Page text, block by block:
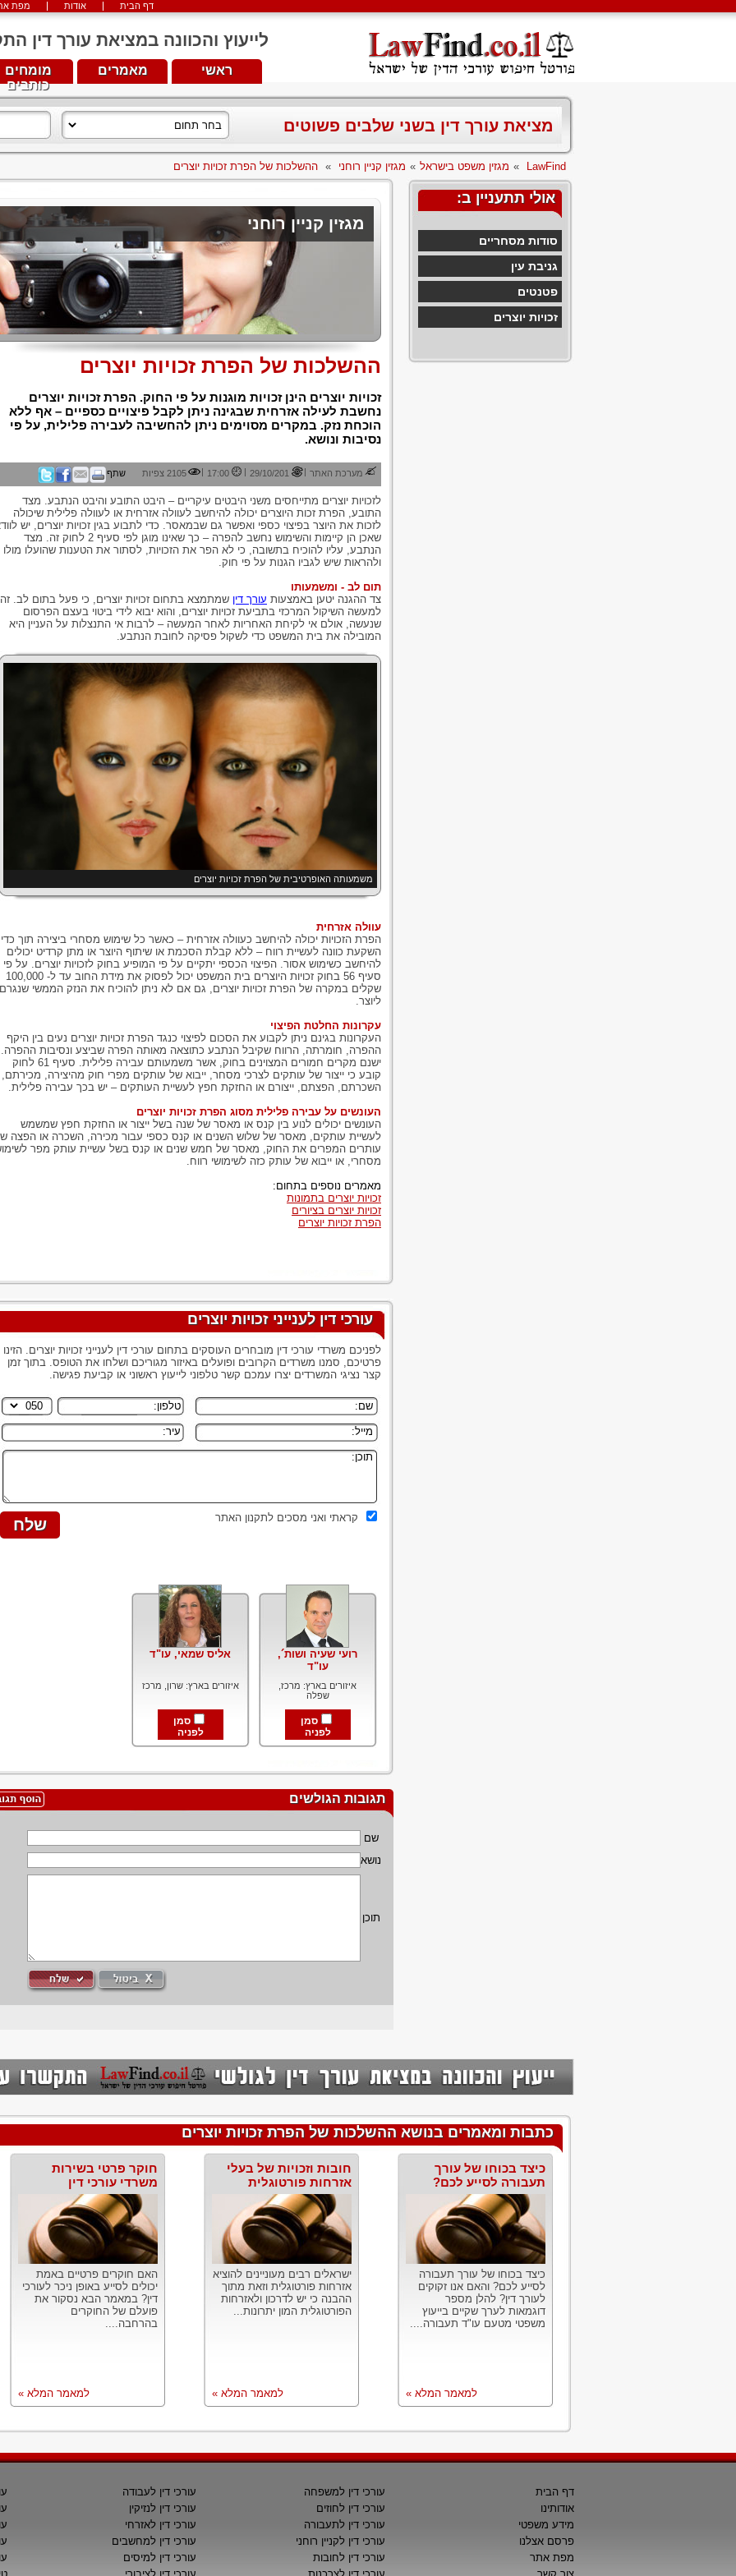
מפת אודות דף הבית
לייעוץ והכוונה במציאת עורך דין התקשרו
מומחים
כותבים
מאמרים ראשי
מציאת עורך דין בשני שלבים פשוטים
LawFind
» מגזין משפט בישראל » מגזין קניין רוחני » ההשלכות של הפרת זכויות יוצרים
אולי תתעניין ב:
סודות מסחריים
גניבת עין
פטנטים
זכויות יוצרים
מגזין קניין רוחני
ההשלכות של הפרת זכויות יוצרים
זכויות יוצרים הינן זכויות מוגנות על פי החוק. הפרת זכויות יוצרים
נחשבת לעילה אזרחית שבגינה ניתן לקבל פיצויים כספיים – אף ללא
הוכחת נזק. במקרים מסוימים ניתן להחשיבה לעבירה פלילית, על פי
נסיבות ונושא.
מערכת האתר |
29/10/201
|
17:00
| 2105 צפיות שתף
לזכויות יוצרים מתייחסים משני היבטים עיקריים – היבט התובע והיבט הנתבע. מצד
התובע, הפרת זכות היוצרים יכולה להיחשב לעוולה אזרחית או לעוולה פלילית שיכולה
לזכות את היוצר בפיצוי כספי ואפשר גם שבמאסר. כדי לתבוע בגין זכויות יוצרים, יש
שאכן הן קיימות והשימוש נחשב להפרה – כך שאינו מוגן לפי סעיף 2 לחוק זה. מצד
הנתבע, עליו להוכיח בתשובה, כי לא הפר את הזכויות, לסתור את הטענות שהועלו מולו
ולהראות שיש לגביו הגנות על פי חוק.
תום לב - ומשמעותו
צד ההגנה יטען באמצעות עורך דין שמתמצא בתחום זכויות יוצרים, כי פעל בתום לב. זה
למעשה השיקול המרכזי בתביעת זכויות יוצרים, והוא יבוא לידי ביטוי בעצם הפרסום
שנעשה, אולם אי לקיחת האחריות לאחר המעשה – לרבות אי התנצלות על העניין היא
המובילה את בית המשפט כדי לשקול פסיקה לחובת הנתבע.
משמעותה האופרטיבית של הפרת זכויות יוצרים
עוולה אזרחית
הפרת הזכויות יכולה להיחשב כעוולה אזרחית – כאשר כל שימוש מסחרי ביצירה תוך כדי
השקעת כוונה לעשיית רווח – ללא קבלת הסכמת או שיתוף היוצר או מתן קרדיט יכולים
להיחשב כשימוש אסור. הפיצוי הכספי יתקיים על פי המופיע בחוק לזכויות יוצרים. על פי
סעיף 56 בחוק זכויות היוצרים בית המשפט יכול לפסוק את מידת החוב עד ל- 100,000
שקלים במקרה של הפרת זכויות יוצרים, גם אם לא ניתן להוכיח את הנזק הממשי שנגרם
ליוצר.
עקרונות החלטת הפיצוי
העקרונות בגינם ניתן לקבוע את הסכום לפיצוי כנגד הפרת זכויות יוצרים נעים בין היקף
ההפרה, חומרתה, הרווח שקיבל הנתבע כתוצאה מאותה הפרה שביצע ונסיבות ההפרה.
ישנם מקרים חמורים המצוינים בחוק, אשר משמעותם עבירה פלילית. סעיף 61 לחוק
קובע כי ייצור של עותקים לצרכי מסחר, ייבוא של עותקים מפרי חוק מהיצירה, מכירתם,
השכרתם, הפצתם, ייצורם או החזקת חפץ לעשיית העותקים – יש בכך עבירה פלילית.
העונשים על עבירה פלילית מסוג הפרת זכויות יוצרים
העונשים יכולים לנוע בין קנס או מאסר של שנה בשל ייצור או החזקת חפץ שמשמש
לעשיית עותקים, מאסר של שלוש השנים או קנס כספי עבור מכירה, השכרה או הפצה
עותרים המפרים את החוק, מאסר של חמש שנים או קנס בשל עשיית עותק מפר
מסחרי, או ייבוא של עותק כזה לשימושי רווח.
מאמרים נוספים בתחום:
זכויות יוצרים בתמונות
זכויות יוצרים בציורים
הפרת זכויות יוצרים
עורכי דין לענייני זכויות יוצרים
לפניכם משרדי עורכי דין מובחרים העוסקים בתחום עורכי דין לענייני זכויות יוצרים. הזינו
פרטיכם, סמנו משרדים הקרובים ופועלים באיזור מגוריכם ושלחו את הטופס. בתוך זמן
קצר נציגי המשרדים יצרו עמכם קשר טלפוני לייעוץ ראשוני או קביעת פגישה.
קראתי ואני מסכים לתקנון האתר
רועי שעיה ושות´,
עו"ד
איזורים בארץ: מרכז,
שפלה
סמן
לפניה
אליס שמאי, עו"ד
איזורים בארץ: שרון, מרכז
סמן
לפניה
תגובות הגולשים
שם
נושא
תוכן
כתבות ומאמרים בנושא ההשלכות של הפרת זכויות יוצרים
כיצד בכוחו של עורך
תעבורה לסייע לכם?
כיצד בכוחו של עורך תעבורה
לסייע לכם? והאם אנו זקוקים
לעורך דין? להלן מספר
דוגמאות לערך שקיים בייעוץ
משפטי מטעם עו"ד תעבורה....
למאמר המלא »
חובות וזכויות של בעלי
אזרחות פורטוגלית
ישראלים רבים מעוניינים להוציא
אזרחות פורטוגלית וזאת מתוך
ההבנה כי יש לדרכון ולאזרחות
הפורטוגלית המון יתרונות...
למאמר המלא »
חוקר פרטי בשירות
משרדי עורכי דין
האם חוקרים פרטיים באמת
יכולים לסייע באופן ניכר לעורכי
דין? במאמר הבא נסקור את
פועלם של החוקרים
בהרחבה....
למאמר המלא »
דף הבית
אודותינו
מידע משפטי
פרסם אצלנו
מפת אתר
עורכי דין למשפחה
עורכי דין לחוזים
עורכי דין לתעבורה
עורכי דין לקניין רוחני
עורכי דין לחובות
עורכי דין לעבודה
עורכי דין לנזיקין
עורכי דין לאזרחי
עורכי דין למחשבים
עורכי דין למיסים